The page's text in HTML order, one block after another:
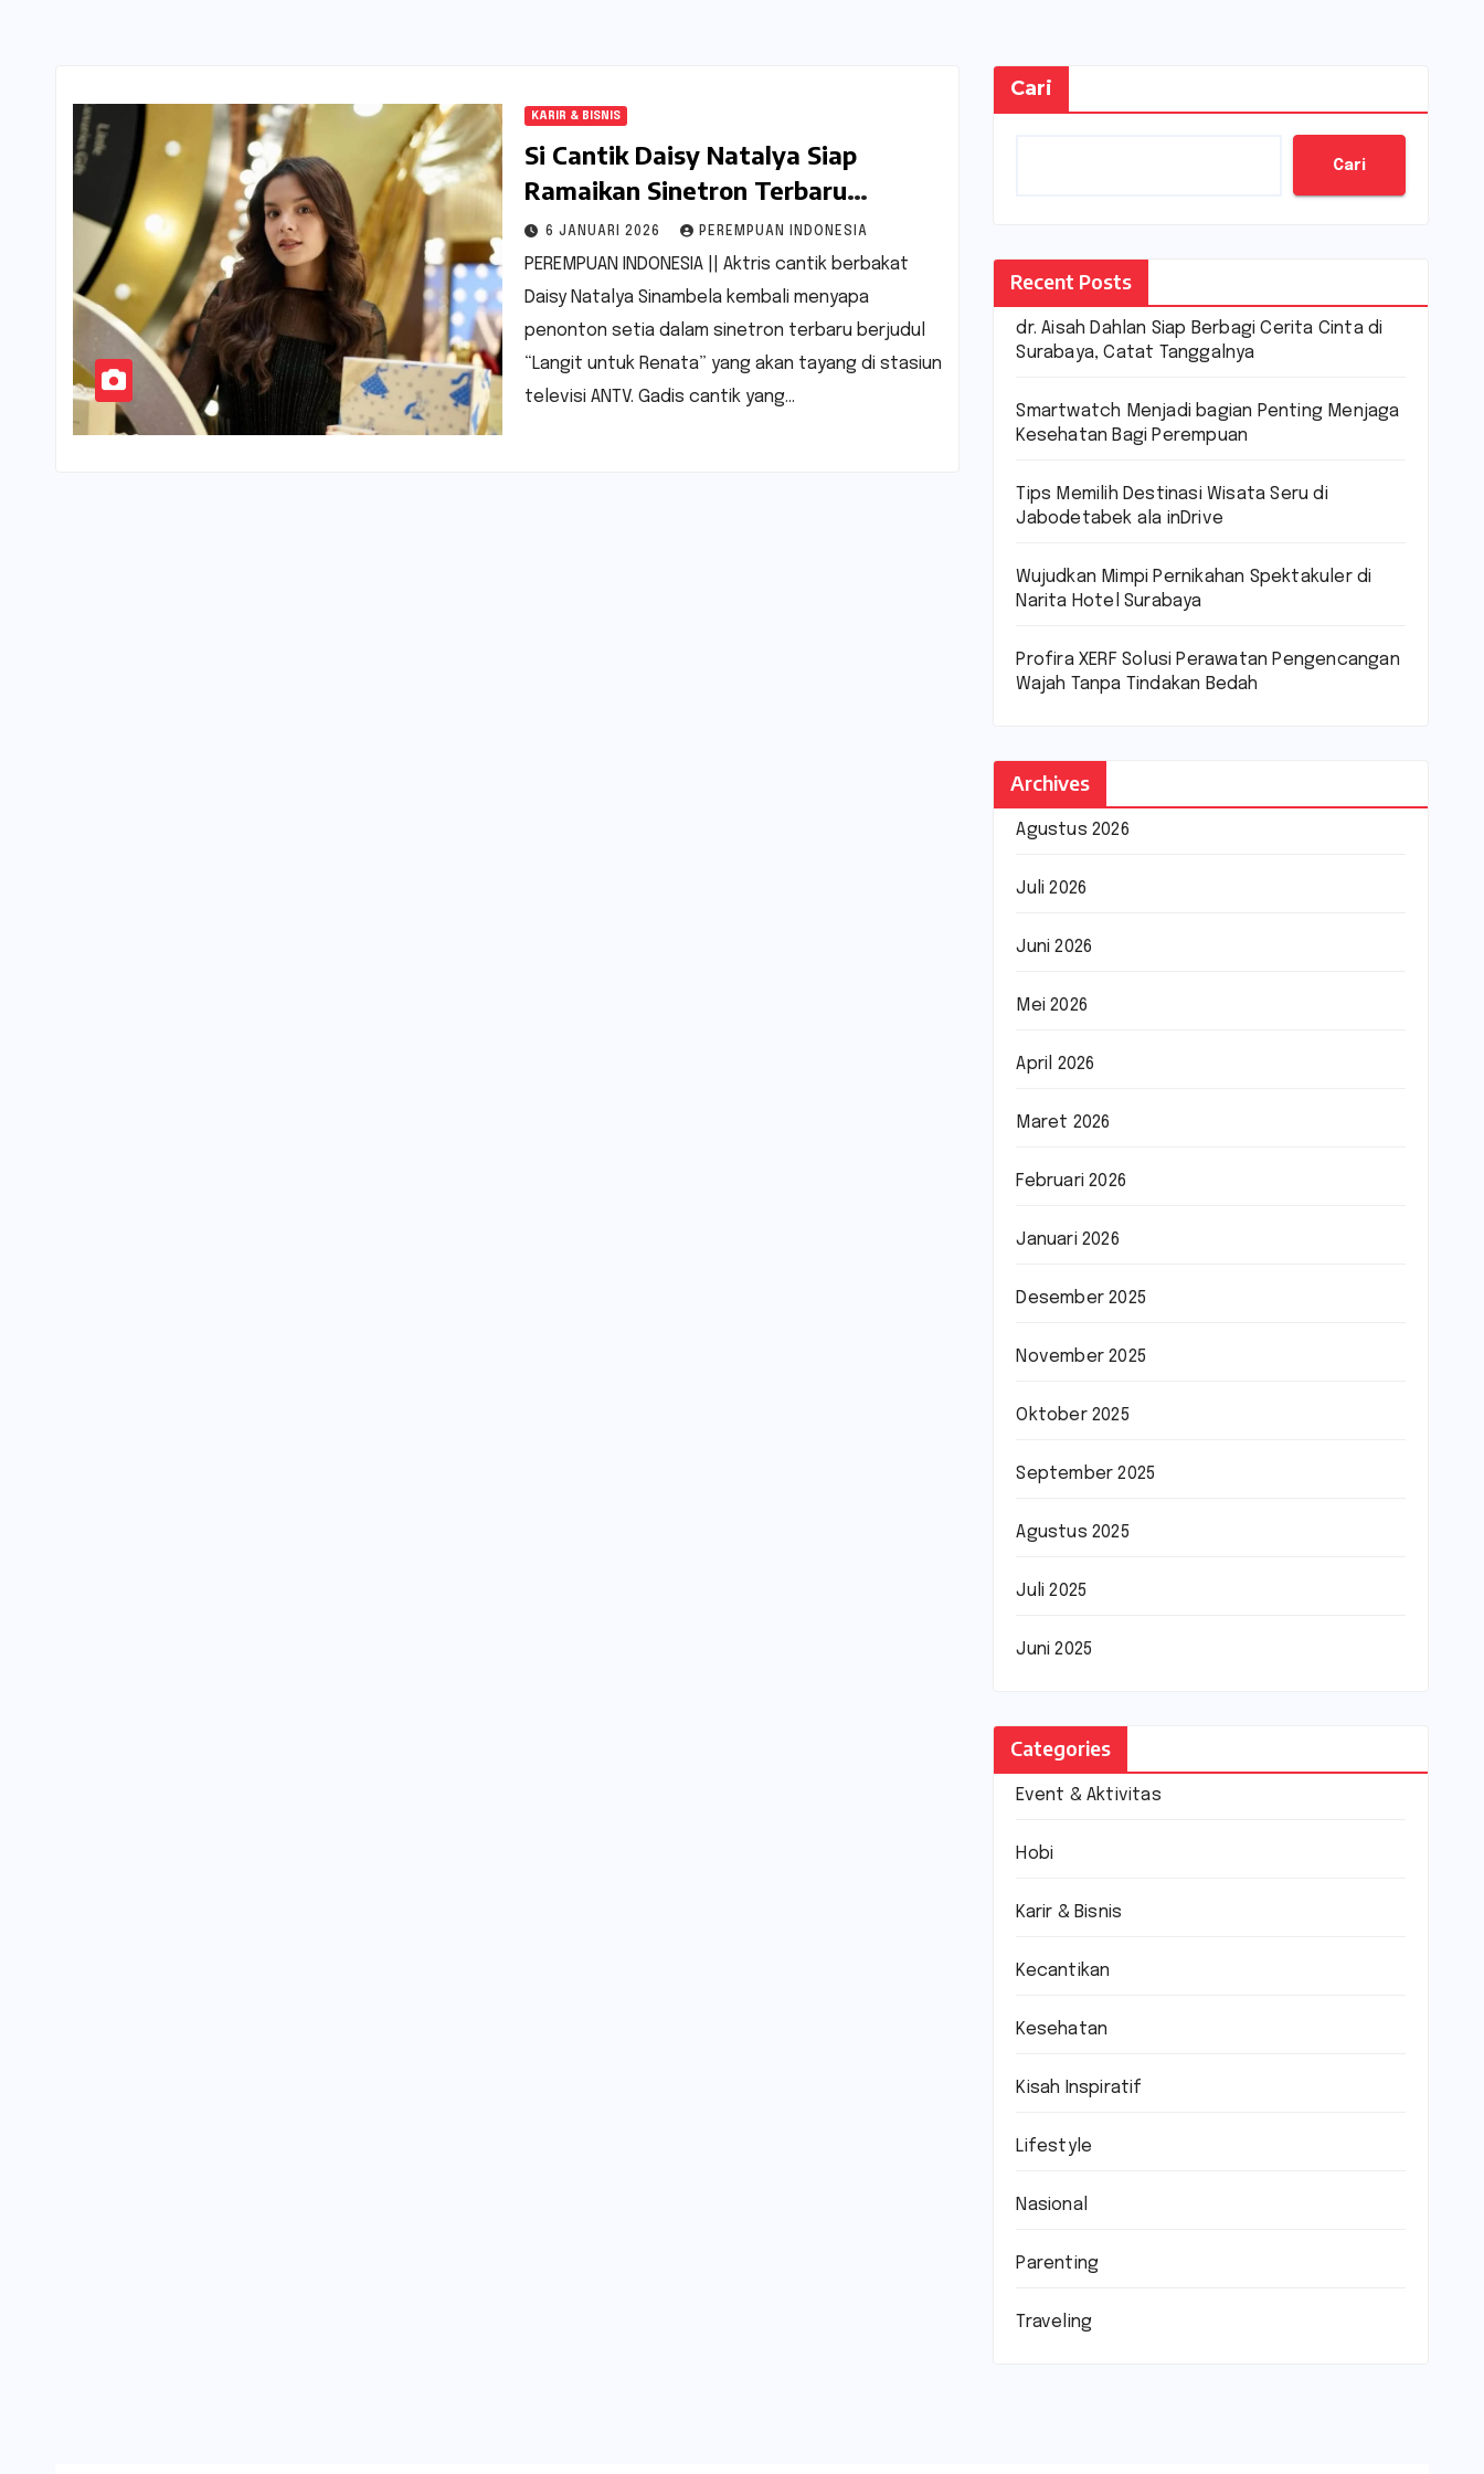
KARIR & BISNIS
Si Cantik Daisy Natalya Siap
Ramaikan Sinetron Terbaru
“Langit untuk Renata”
6 JANUARI 2026 PEREMPUAN INDONESIA
PEREMPUAN INDONESIA || Aktris cantik berbakat
Daisy Natalya Sinambela kembali menyapa
penonton setia dalam sinetron terbaru berjudul
“Langit untuk Renata” yang akan tayang di stasiun
televisi ANTV. Gadis cantik yang…
Cari
Cari
Recent Posts
dr. Aisah Dahlan Siap Berbagi Cerita Cinta di
Surabaya, Catat Tanggalnya
Smartwatch Menjadi bagian Penting Menjaga
Kesehatan Bagi Perempuan
Tips Memilih Destinasi Wisata Seru di
Jabodetabek ala inDrive
Wujudkan Mimpi Pernikahan Spektakuler di
Narita Hotel Surabaya
Profira XERF Solusi Perawatan Pengencangan
Wajah Tanpa Tindakan Bedah
Archives
Agustus 2026
Juli 2026
Juni 2026
Mei 2026
April 2026
Maret 2026
Februari 2026
Januari 2026
Desember 2025
November 2025
Oktober 2025
September 2025
Agustus 2025
Juli 2025
Juni 2025
Categories
Event & Aktivitas
Hobi
Karir & Bisnis
Kecantikan
Kesehatan
Kisah Inspiratif
Lifestyle
Nasional
Parenting
Traveling